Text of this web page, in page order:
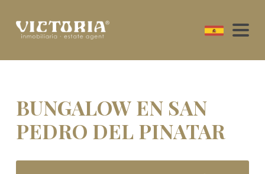
BUNGALOW EN SAN
PEDRO DEL PINATAR